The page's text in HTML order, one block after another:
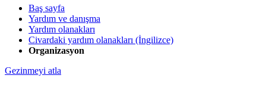
Baş sayfa
Yardım ve danışma
Yardım olanakları
Civardaki yardım olanakları (İngilizce)
Organizasyon
Gezinmeyi atla